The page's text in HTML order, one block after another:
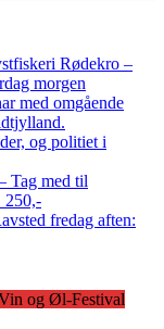
Rødekro –
morgen
med omgående
og politiet i
Tag med til
250,-
fredag aften:
og Øl-Festival